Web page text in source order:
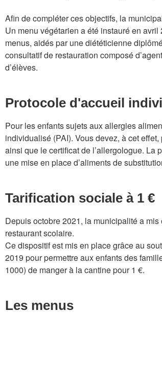
Afin de compléter ces objectifs, la
Un menu végétarien a été instauré en
menus, aidés par une diététicienne
consultatif de restauration composé
d’élèves.
Protocole d'accueil
Pour les enfants sujets aux allergies
individualisé (PAI). Vous devez, à cet
ainsi que le certificat de l’allergologue. La
une mise en place d’aliments de
Tarification sociale à 1 €
Depuis octobre 2021, la municipalité a
restaurant scolaire.
Ce dispositif est mis en place grâce au
2019 pour permettre aux enfants des
1000) de manger à la cantine pour 1 €.
Les menus